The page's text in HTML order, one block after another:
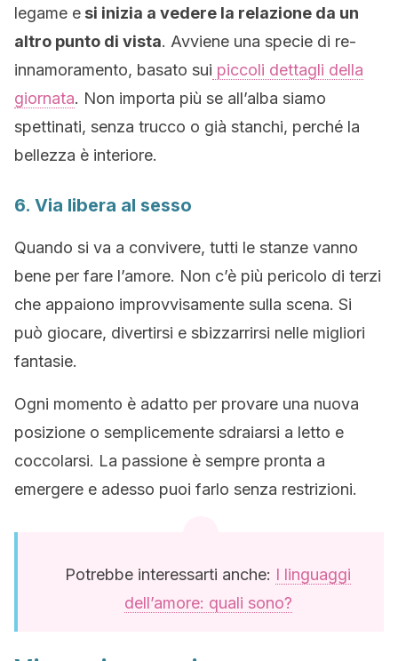
legame e si inizia a vedere la relazione da un
altro punto di vista. Avviene una specie di re-
innamoramento, basato sui piccoli dettagli della
giornata. Non importa più se all’alba siamo
spettinati, senza trucco o già stanchi, perché la
bellezza è interiore.
6. Via libera al sesso
Quando si va a convivere, tutti le stanze vanno
bene per fare l’amore. Non c’è più pericolo di terzi
che appaiono improvvisamente sulla scena. Si
può giocare, divertirsi e sbizzarrirsi nelle migliori
fantasie.
Ogni momento è adatto per provare una nuova
posizione o semplicemente sdraiarsi a letto e
coccolarsi. La passione è sempre pronta a
emergere e adesso puoi farlo senza restrizioni.
Potrebbe interessarti anche: I linguaggi
dell’amore: quali sono?